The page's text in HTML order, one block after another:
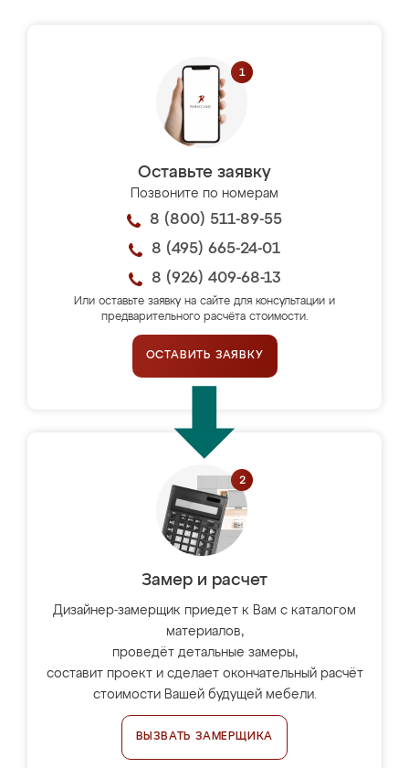
Оставьте заявку
Позвоните по номерам
8 (800) 511-89-55
8 (495) 665-24-01
8 (926) 409-68-13
Или оставьте заявку на сайте для консультации и
предварительного расчёта стоимости.
ОСТАВИТЬ ЗАЯВКУ
Замер и расчет
Дизайнер-замерщик приедет к Вам с каталогом
материалов,
проведёт детальные замеры,
составит проект и сделает окончательный расчёт
стоимости Вашей будущей мебели.
ВЫЗВАТЬ ЗАМЕРЩИКА